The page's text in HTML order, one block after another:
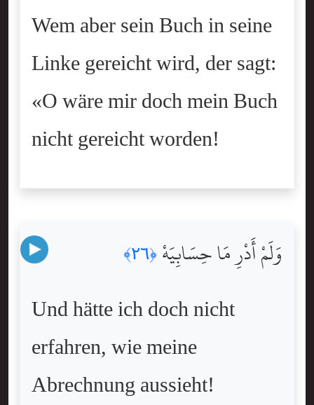
Wem aber sein Buch in seine
Linke gereicht wird, der sagt:
«O wäre mir doch mein Buch
nicht gereicht worden!
وَلَمْ أَدْرِ مَا حِسَابِيَهْ ﴿٢٦﴾
Und hätte ich doch nicht
erfahren, wie meine
Abrechnung aussieht!